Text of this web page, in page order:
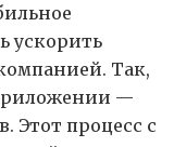
ускорить
Так,
—
Этот процесс с